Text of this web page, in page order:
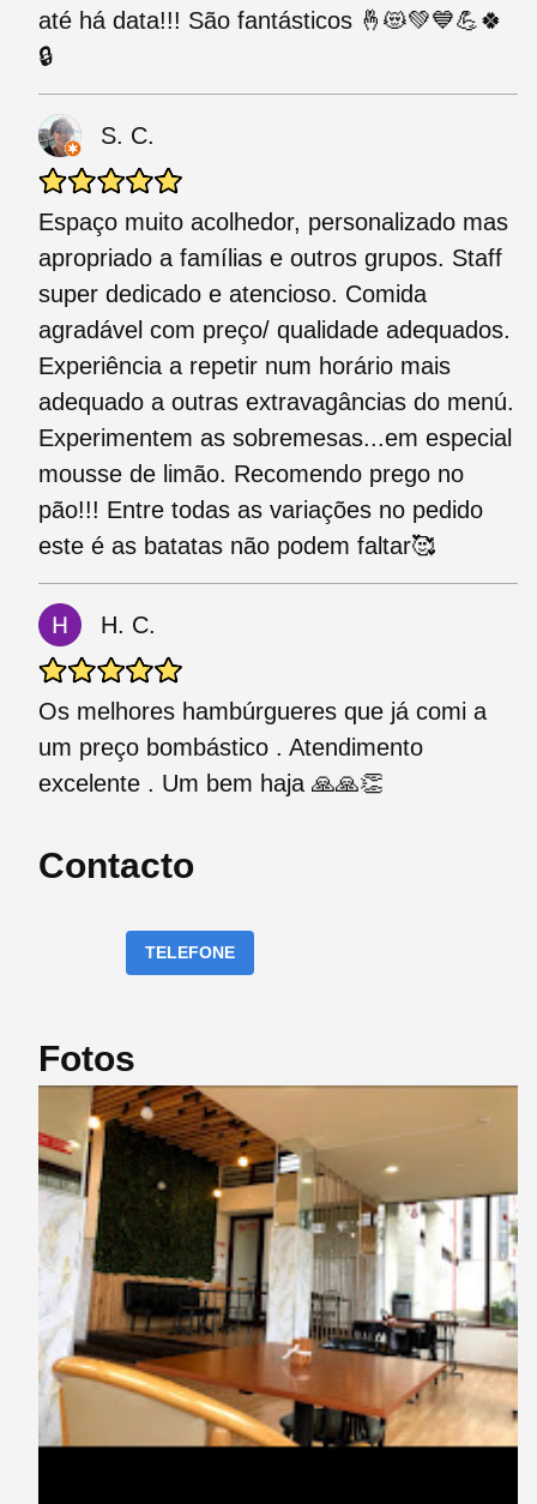
até há data!!! São fantásticos 🤞😻💚💙💪🍀
🔒
S. C.
Espaço muito acolhedor, personalizado mas
apropriado a famílias e outros grupos. Staff
super dedicado e atencioso. Comida
agradável com preço/ qualidade adequados.
Experiência a repetir num horário mais
adequado a outras extravagâncias do menú.
Experimentem as sobremesas...em especial
mousse de limão. Recomendo prego no
pão!!! Entre todas as variações no pedido
este é as batatas não podem faltar🥰
H. C.
Os melhores hambúrgueres que já comi a
um preço bombástico . Atendimento
excelente . Um bem haja 🙏🙏👏
Contacto
TELEFONE
Fotos